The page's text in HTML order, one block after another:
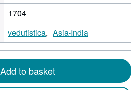
1704
vedutistica Asia-India
Add to basket